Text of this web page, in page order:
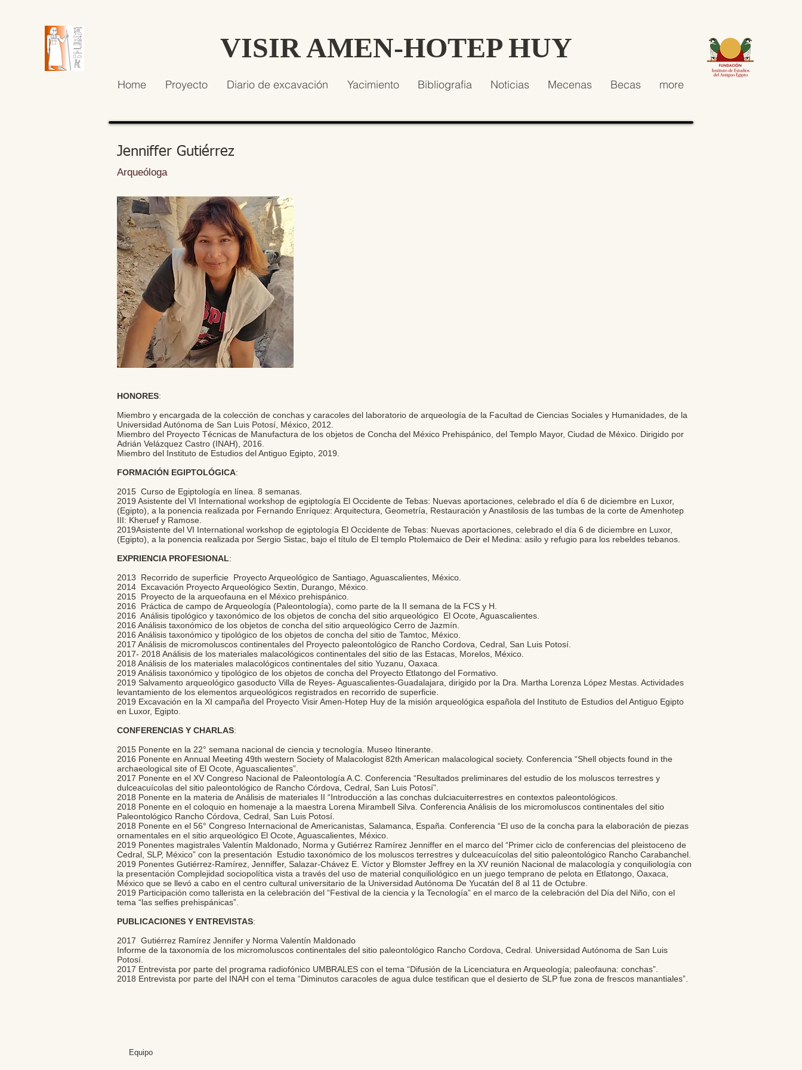
VISIR AMEN-HOTEP HUY
Home Proyecto Diario de excavación Yacimiento Bibliografia Noticias Mecenas Becas more
Jenniffer Gutiérrez
Arqueóloga
HONORES:
Miembro y encargada de la colección de conchas y caracoles del laboratorio de arqueología de la Facultad de Ciencias Sociales y Humanidades, de la
Universidad Autónoma de San Luis Potosí, México, 2012.
Miembro del Proyecto Técnicas de Manufactura de los objetos de Concha del México Prehispánico, del Templo Mayor, Ciudad de México. Dirigido por
Adrián Velázquez Castro (INAH), 2016.
Miembro del Instituto de Estudios del Antiguo Egipto, 2019.
FORMACIÓN EGIPTOLÓGICA​:
2015 Curso de Egiptología en línea. 8 semanas.
2019 Asistente del VI International workshop de egiptología El Occidente de Tebas: Nuevas aportaciones, celebrado el día 6 de diciembre en Luxor,
(Egipto), a la ponencia realizada por Fernando Enríquez: Arquitectura, Geometría, Restauración y Anastilosis de las tumbas de la corte de Amenhotep
III: Kheruef y Ramose.
2019Asistente del VI International workshop de egiptología El Occidente de Tebas: Nuevas aportaciones, celebrado el día 6 de diciembre en Luxor,
(Egipto), a la ponencia realizada por Sergio Sistac, bajo el título de El templo Ptolemaico de Deir el Medina: asilo y refugio para los rebeldes tebanos.
EXPRIENCIA PROFESIONAL:​
2013 Recorrido de superficie Proyecto Arqueológico de Santiago, Aguascalientes, México.
2014 Excavación Proyecto Arqueológico Sextin, Durango, México.
2015 Proyecto de la arqueofauna en el México prehispánico.
2016 Práctica de campo de Arqueología (Paleontología), como parte de la II semana de la FCS y H.
2016 Análisis tipológico y taxonómico de los objetos de concha del sitio arqueológico El Ocote, Aguascalientes.
2016 Análisis taxonómico de los objetos de concha del sitio arqueológico Cerro de Jazmín.
2016 Análisis taxonómico y tipológico de los objetos de concha del sitio de Tamtoc, México.
2017 Análisis de micromoluscos continentales del Proyecto paleontológico de Rancho Cordova, Cedral, San Luis Potosí.
2017- 2018 Análisis de los materiales malacológicos continentales del sitio de las Estacas, Morelos, México.
2018 Análisis de los materiales malacológicos continentales del sitio Yuzanu, Oaxaca.
2019 Análisis taxonómico y tipológico de los objetos de concha del Proyecto Etlatongo del Formativo.
2019 Salvamento arqueológico gasoducto Villa de Reyes- Aguascalientes-Guadalajara, dirigido por la Dra. Martha Lorenza López Mestas. Actividades
levantamiento de los elementos arqueológicos registrados en recorrido de superficie.
2019 Excavación en la XI campaña del Proyecto Visir Amen-Hotep Huy de la misión arqueológica española del Instituto de Estudios del Antiguo Egipto
en Luxor, Egipto.
CONFERENCIAS Y CHARLAS:​
2015 Ponente en la 22° semana nacional de ciencia y tecnología. Museo Itinerante.
2016 Ponente en Annual Meeting 49th western Society of Malacologist 82th American malacological society. Conferencia “Shell objects found in the
archaeological site of El Ocote, Aguascalientes”.
2017 Ponente en el XV Congreso Nacional de Paleontología A.C. Conferencia “Resultados preliminares del estudio de los moluscos terrestres y
dulceacuícolas del sitio paleontológico de Rancho Córdova, Cedral, San Luis Potosí”.
2018 Ponente en la materia de Análisis de materiales II “Introducción a las conchas dulciacuiterrestres en contextos paleontológicos.
2018 Ponente en el coloquio en homenaje a la maestra Lorena Mirambell Silva. Conferencia Análisis de los micromoluscos continentales del sitio
Paleontológico Rancho Córdova, Cedral, San Luis Potosí.
2018 Ponente en el 56° Congreso Internacional de Americanistas, Salamanca, España. Conferencia “El uso de la concha para la elaboración de piezas
ornamentales en el sitio arqueológico El Ocote, Aguascalientes, México.
2019 Ponentes magistrales Valentín Maldonado, Norma y Gutiérrez Ramírez Jenniffer en el marco del “Primer ciclo de conferencias del pleistoceno de
Cedral, SLP, México” con la presentación Estudio taxonómico de los moluscos terrestres y dulceacuícolas del sitio paleontológico Rancho Carabanchel.
2019 Ponentes Gutiérrez-Ramírez, Jenniffer, Salazar-Chávez E. Víctor y Blomster Jeffrey en la XV reunión Nacional de malacología y conquiliología con
la presentación Complejidad sociopolítica vista a través del uso de material conquiliológico en un juego temprano de pelota en Etlatongo, Oaxaca,
México que se llevó a cabo en el centro cultural universitario de la Universidad Autónoma De Yucatán del 8 al 11 de Octubre.
2019 Participación como tallerista en la celebración del “Festival de la ciencia y la Tecnología” en el marco de la celebración del Día del Niño, con el
tema “las selfies prehispánicas”.
PUBLICACIONES Y ENTREVISTAS:​
2017 Gutiérrez Ramírez Jennifer y Norma Valentín Maldonado
Informe de la taxonomía de los micromoluscos continentales del sitio paleontológico Rancho Cordova, Cedral. Universidad Autónoma de San Luis
Potosí.
2017 Entrevista por parte del programa radiofónico UMBRALES con el tema “Difusión de la Licenciatura en Arqueología; paleofauna: conchas”.
2018 Entrevista por parte del INAH con el tema “Diminutos caracoles de agua dulce testifican que el desierto de SLP fue zona de frescos manantiales”.
Equipo